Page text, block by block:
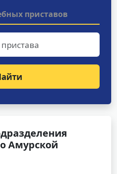
приставов
Амурской